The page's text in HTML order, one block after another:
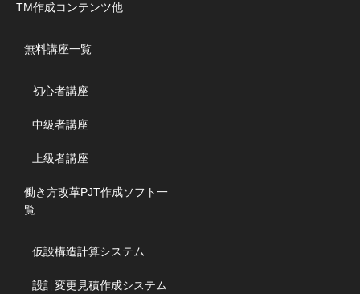
TM作成コンテンツ他
無料講座一覧
初心者講座
中級者講座
上級者講座
働き方改革PJT作成ソフト一
覧
仮設構造計算システム
設計変更見積作成システム